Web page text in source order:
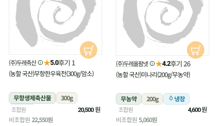
(주)두레축산 ★5.0후기 1
(농할 국산)무항한우육전(300g/암소)
무항생제축산물
300g
냉장
조합원 20,500원
비조합원 22,550원
(주)두레올팜넷 ★4.2후기 26
(농할 국산)미나리(200g/무농약)
무농약 200g 냉장
조합원 4,600원
비조합원 5,060원